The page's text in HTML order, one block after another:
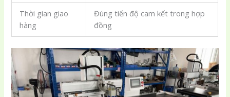
Thời gian giao
hàng
Đúng tiến độ cam kết trong hợp
đồng